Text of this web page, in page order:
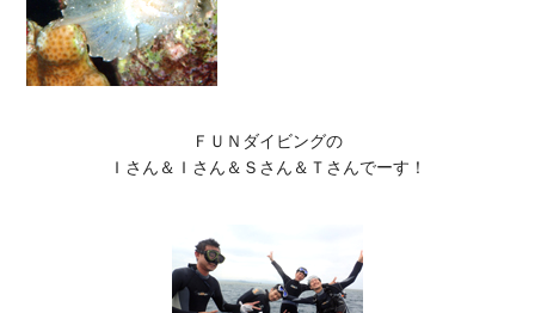
ＦＵＮダイビングの
Ｉさん＆Ｉさん＆Ｓさん＆Ｔさんでーす！